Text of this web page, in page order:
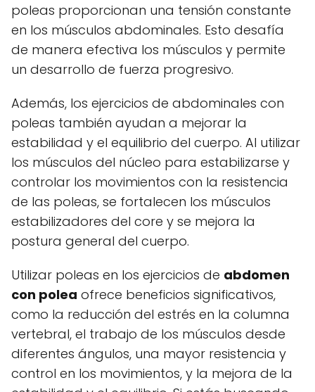
poleas proporcionan una tensión constante
en los músculos abdominales. Esto desafía
de manera efectiva los músculos y permite
un desarrollo de fuerza progresivo.
Además, los ejercicios de abdominales con
poleas también ayudan a mejorar la
estabilidad y el equilibrio del cuerpo. Al utilizar
los músculos del núcleo para estabilizarse y
controlar los movimientos con la resistencia
de las poleas, se fortalecen los músculos
estabilizadores del core y se mejora la
postura general del cuerpo.
Utilizar poleas en los ejercicios de abdomen
con polea ofrece beneficios significativos,
como la reducción del estrés en la columna
vertebral, el trabajo de los músculos desde
diferentes ángulos, una mayor resistencia y
control en los movimientos, y la mejora de la